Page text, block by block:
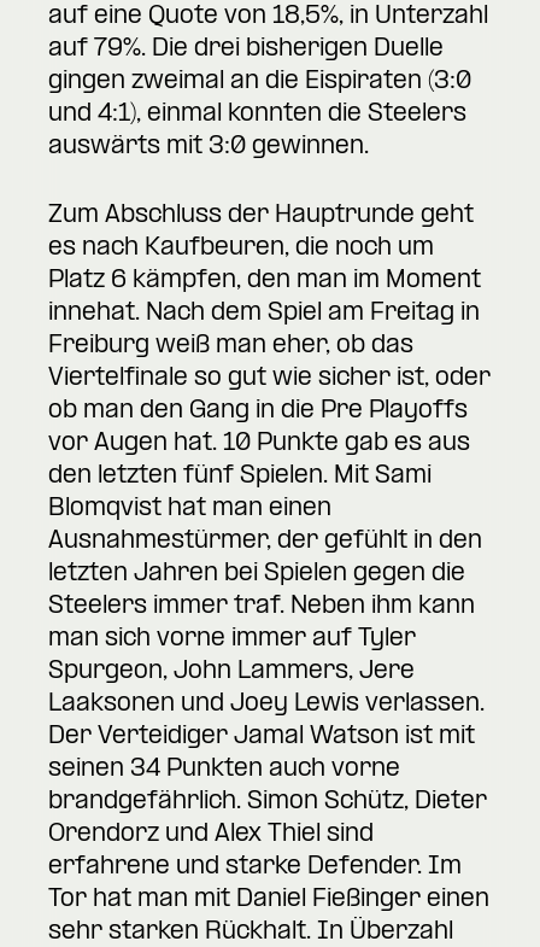
auf eine Quote von 18,5%, in Unterzahl
auf 79%. Die drei bisherigen Duelle
gingen zweimal an die Eispiraten (3:0
und 4:1), einmal konnten die Steelers
auswärts mit 3:0 gewinnen.
Zum Abschluss der Hauptrunde geht
es nach Kaufbeuren, die noch um
Platz 6 kämpfen, den man im Moment
innehat. Nach dem Spiel am Freitag in
Freiburg weiß man eher, ob das
Viertelfinale so gut wie sicher ist, oder
ob man den Gang in die Pre Playoffs
vor Augen hat. 10 Punkte gab es aus
den letzten fünf Spielen. Mit Sami
Blomqvist hat man einen
Ausnahmestürmer, der gefühlt in den
letzten Jahren bei Spielen gegen die
Steelers immer traf. Neben ihm kann
man sich vorne immer auf Tyler
Spurgeon, John Lammers, Jere
Laaksonen und Joey Lewis verlassen.
Der Verteidiger Jamal Watson ist mit
seinen 34 Punkten auch vorne
brandgefährlich. Simon Schütz, Dieter
Orendorz und Alex Thiel sind
erfahrene und starke Defender. Im
Tor hat man mit Daniel Fießinger einen
sehr starken Rückhalt. In Überzahl